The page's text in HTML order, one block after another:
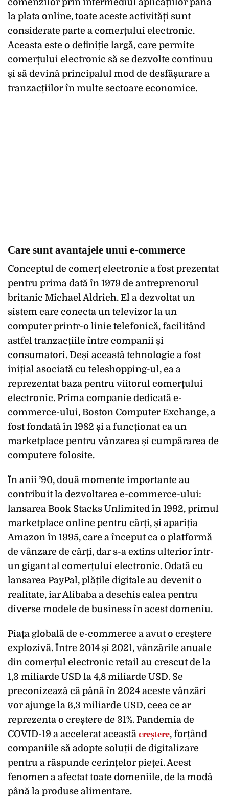
comenzilor prin intermediul aplicațiilor până
la plata online, toate aceste activități sunt
considerate parte a comerțului electronic.
Aceasta este o definiție largă, care permite
comerțului electronic să se dezvolte continuu
și să devină principalul mod de desfășurare a
tranzacțiilor în multe sectoare economice.
Care sunt avantajele unui e-commerce
Conceptul de comerț electronic a fost prezentat
pentru prima dată în 1979 de antreprenorul
britanic Michael Aldrich. El a dezvoltat un
sistem care conecta un televizor la un
computer printr-o linie telefonică, facilitând
astfel tranzacțiile între companii și
consumatori. Deși această tehnologie a fost
inițial asociată cu teleshopping-ul, ea a
reprezentat baza pentru viitorul comerțului
electronic. Prima companie dedicată e-
commerce-ului, Boston Computer Exchange, a
fost fondată în 1982 și a funcționat ca un
marketplace pentru vânzarea și cumpărarea de
computere folosite.
În anii ’90, două momente importante au
contribuit la dezvoltarea e-commerce-ului:
lansarea Book Stacks Unlimited în 1992, primul
marketplace online pentru cărți, și apariția
Amazon în 1995, care a început ca o platformă
de vânzare de cărți, dar s-a extins ulterior într-
un gigant al comerțului electronic. Odată cu
lansarea PayPal, plățile digitale au devenit o
realitate, iar Alibaba a deschis calea pentru
diverse modele de business în acest domeniu.
Piața globală de e-commerce a avut o creștere
explozivă. Între 2014 și 2021, vânzările anuale
din comerțul electronic retail au crescut de la
1,3 miliarde USD la 4,8 miliarde USD. Se
preconizează că până în 2024 aceste vânzări
vor ajunge la 6,3 miliarde USD, ceea ce ar
reprezenta o creștere de 31%. Pandemia de
COVID-19 a accelerat această creștere, forțând
companiile să adopte soluții de digitalizare
pentru a răspunde cerințelor pieței. Acest
fenomen a afectat toate domeniile, de la modă
până la produse alimentare.